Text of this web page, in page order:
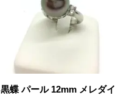
黒蝶 パール 12mm メレダイ